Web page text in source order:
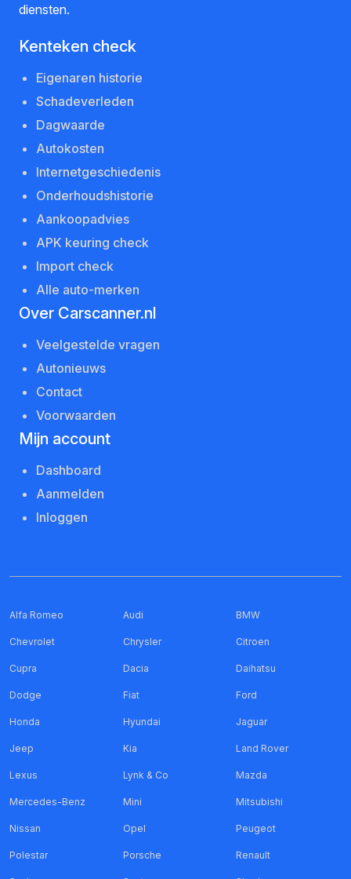
diensten.
Kenteken check
Eigenaren historie
Schadeverleden
Dagwaarde
Autokosten
Internetgeschiedenis
Onderhoudshistorie
Aankoopadvies
APK keuring check
Import check
Alle auto-merken
Over Carscanner.nl
Veelgestelde vragen
Autonieuws
Contact
Voorwaarden
Mijn account
Dashboard
Aanmelden
Inloggen
Alfa Romeo Audi BMW
Chevrolet Chrysler Citroen
Cupra Dacia Daihatsu
Dodge Fiat Ford
Honda Hyundai Jaguar
Jeep Kia Land Rover
Lexus Lynk & Co Mazda
Mercedes-Benz Mini Mitsubishi
Nissan Opel Peugeot
Polestar Porsche Renault